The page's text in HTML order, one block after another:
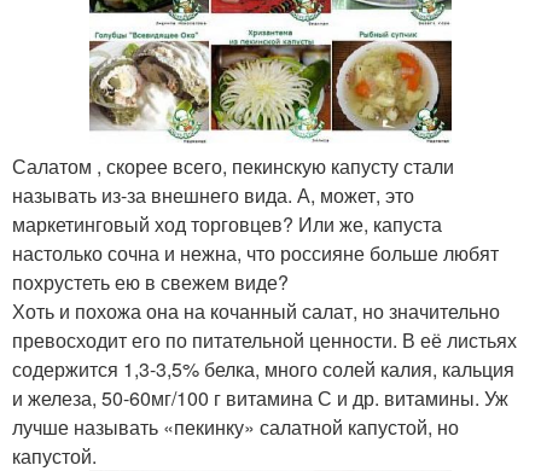
Салатом , скорее всего, пекинскую капусту стали
называть из-за внешнего вида. А, может, это
маркетинговый ход торговцев? Или же, капуста
настолько сочна и нежна, что россияне больше любят
похрустеть ею в свежем виде?
Хоть и похожа она на кочанный салат, но значительно
превосходит его по питательной ценности. В её листьях
содержится 1,3-3,5% белка, много солей калия, кальция
и железа, 50-60мг/100 г витамина С и др. витамины. Уж
лучше называть «пекинку» салатной капустой, но
капустой.